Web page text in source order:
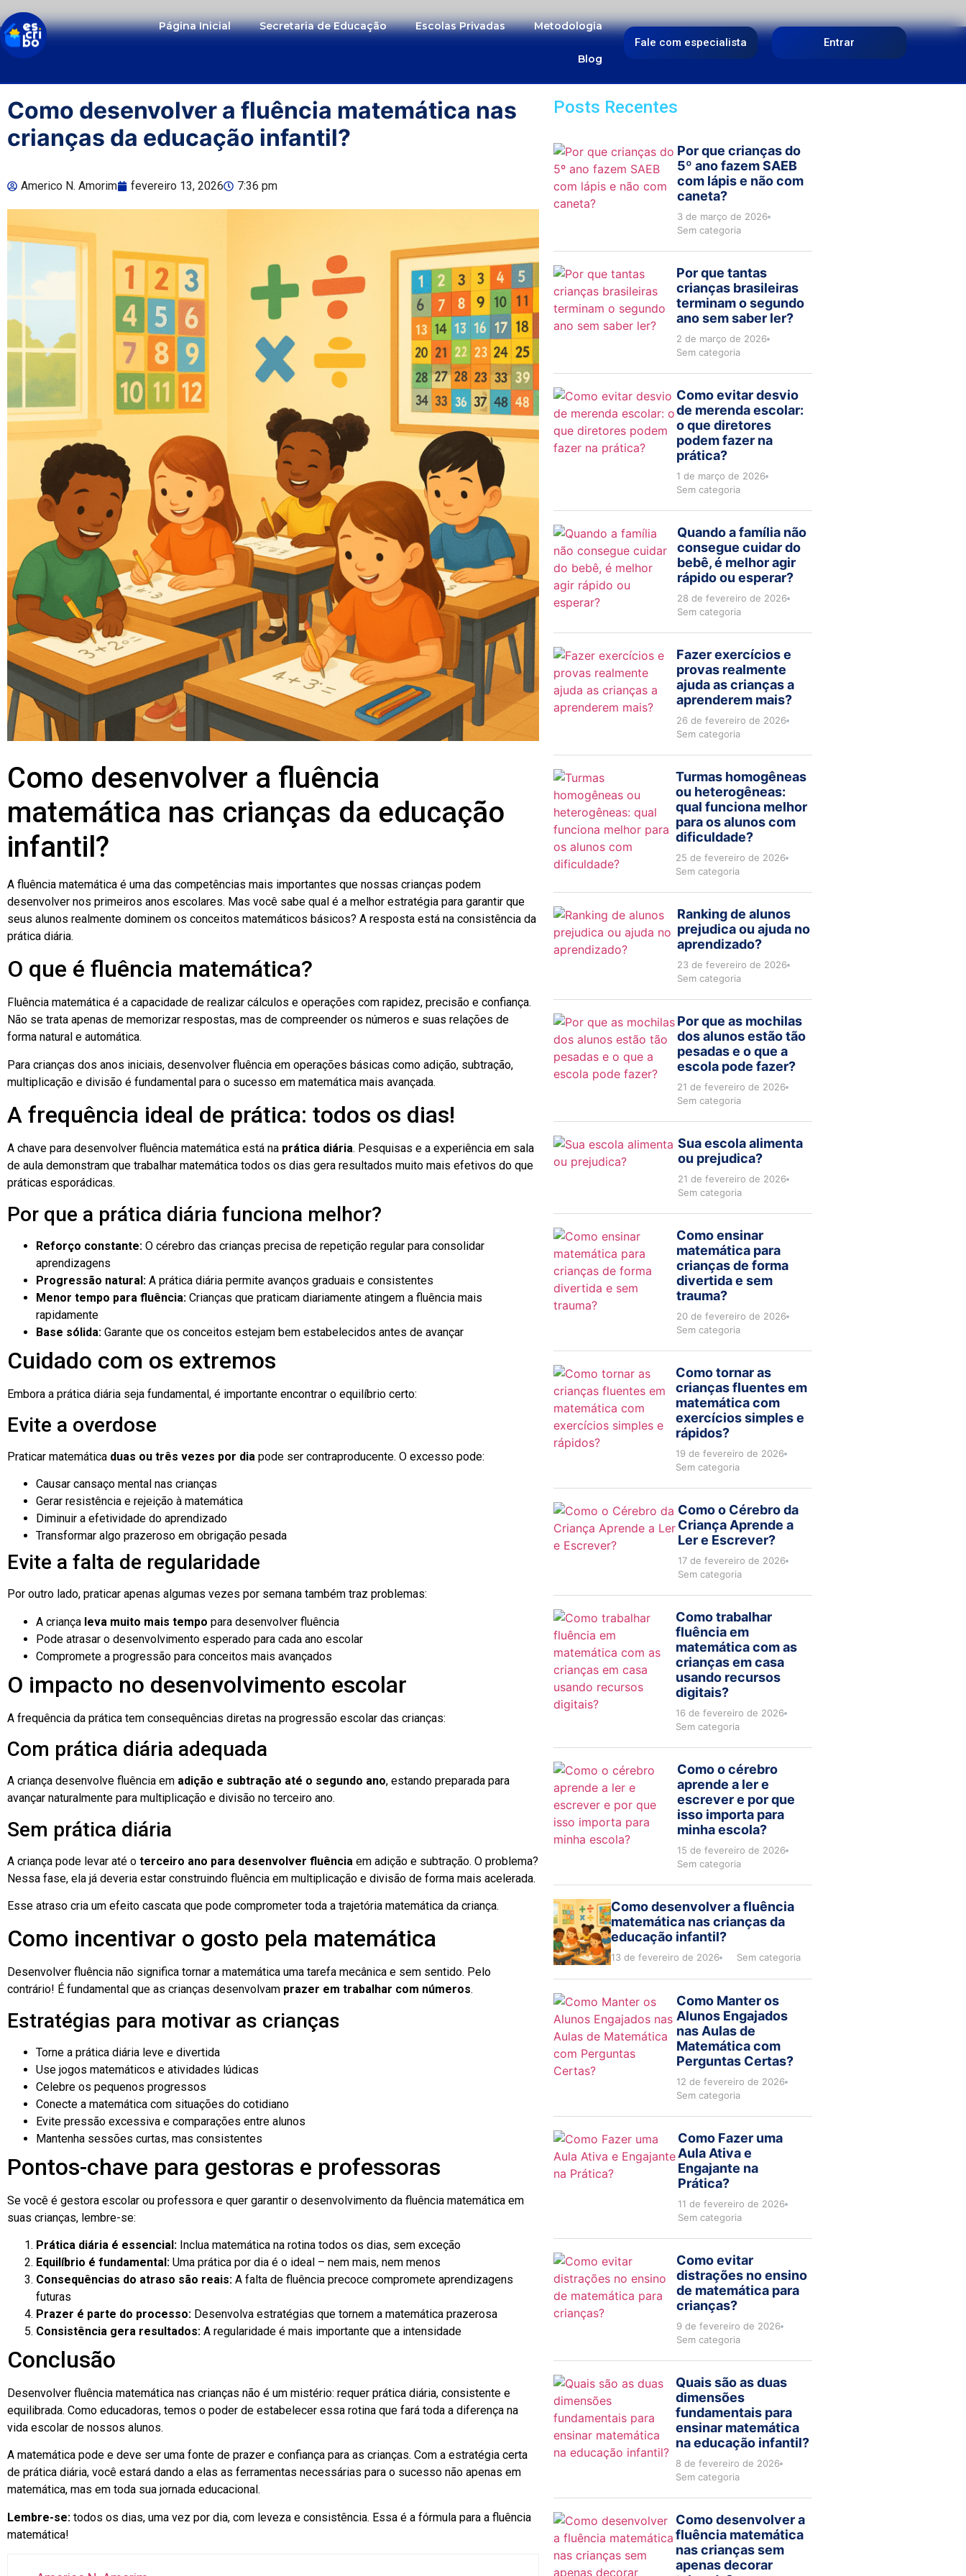
Página Inicial Secretaria de Educação Escolas Privadas Metodologia
Blog
Fale com especialista Entrar
Como desenvolver a fluência matemática nas
crianças da educação infantil?
Americo N. Amorim fevereiro 13, 2026 7:36 pm
Como desenvolver a fluência
matemática nas crianças da educação
infantil?
A fluência matemática é uma das competências mais importantes que nossas crianças podem
desenvolver nos primeiros anos escolares. Mas você sabe qual é a melhor estratégia para garantir que
seus alunos realmente dominem os conceitos matemáticos básicos? A resposta está na consistência da
prática diária.
O que é fluência matemática?
Fluência matemática é a capacidade de realizar cálculos e operações com rapidez, precisão e confiança.
Não se trata apenas de memorizar respostas, mas de compreender os números e suas relações de
forma natural e automática.
Para crianças dos anos iniciais, desenvolver fluência em operações básicas como adição, subtração,
multiplicação e divisão é fundamental para o sucesso em matemática mais avançada.
A frequência ideal de prática: todos os dias!
A chave para desenvolver fluência matemática está na prática diária. Pesquisas e a experiência em sala
de aula demonstram que trabalhar matemática todos os dias gera resultados muito mais efetivos do que
práticas esporádicas.
Por que a prática diária funciona melhor?
Reforço constante: O cérebro das crianças precisa de repetição regular para consolidar
aprendizagens
Progressão natural: A prática diária permite avanços graduais e consistentes
Menor tempo para fluência: Crianças que praticam diariamente atingem a fluência mais
rapidamente
Base sólida: Garante que os conceitos estejam bem estabelecidos antes de avançar
Cuidado com os extremos
Embora a prática diária seja fundamental, é importante encontrar o equilíbrio certo:
Evite a overdose
Praticar matemática duas ou três vezes por dia pode ser contraproducente. O excesso pode:
Causar cansaço mental nas crianças
Gerar resistência e rejeição à matemática
Diminuir a efetividade do aprendizado
Transformar algo prazeroso em obrigação pesada
Evite a falta de regularidade
Por outro lado, praticar apenas algumas vezes por semana também traz problemas:
A criança leva muito mais tempo para desenvolver fluência
Pode atrasar o desenvolvimento esperado para cada ano escolar
Compromete a progressão para conceitos mais avançados
O impacto no desenvolvimento escolar
A frequência da prática tem consequências diretas na progressão escolar das crianças:
Com prática diária adequada
A criança desenvolve fluência em adição e subtração até o segundo ano, estando preparada para
avançar naturalmente para multiplicação e divisão no terceiro ano.
Sem prática diária
A criança pode levar até o terceiro ano para desenvolver fluência em adição e subtração. O problema?
Nessa fase, ela já deveria estar construindo fluência em multiplicação e divisão de forma mais acelerada.
Esse atraso cria um efeito cascata que pode comprometer toda a trajetória matemática da criança.
Como incentivar o gosto pela matemática
Desenvolver fluência não significa tornar a matemática uma tarefa mecânica e sem sentido. Pelo
contrário! É fundamental que as crianças desenvolvam prazer em trabalhar com números.
Estratégias para motivar as crianças
Torne a prática diária leve e divertida
Use jogos matemáticos e atividades lúdicas
Celebre os pequenos progressos
Conecte a matemática com situações do cotidiano
Evite pressão excessiva e comparações entre alunos
Mantenha sessões curtas, mas consistentes
Pontos-chave para gestoras e professoras
Se você é gestora escolar ou professora e quer garantir o desenvolvimento da fluência matemática em
suas crianças, lembre-se:
Prática diária é essencial: Inclua matemática na rotina todos os dias, sem exceção
Equilíbrio é fundamental: Uma prática por dia é o ideal – nem mais, nem menos
Consequências do atraso são reais: A falta de fluência precoce compromete aprendizagens
futuras
Prazer é parte do processo: Desenvolva estratégias que tornem a matemática prazerosa
Consistência gera resultados: A regularidade é mais importante que a intensidade
Conclusão
Desenvolver fluência matemática nas crianças não é um mistério: requer prática diária, consistente e
equilibrada. Como educadoras, temos o poder de estabelecer essa rotina que fará toda a diferença na
vida escolar de nossos alunos.
A matemática pode e deve ser uma fonte de prazer e confiança para as crianças. Com a estratégia certa
de prática diária, você estará dando a elas as ferramentas necessárias para o sucesso não apenas em
matemática, mas em toda sua jornada educacional.
Lembre-se: todos os dias, uma vez por dia, com leveza e consistência. Essa é a fórmula para a fluência
matemática!
Posts Recentes
Por que crianças do
5º ano fazem SAEB
com lápis e não com
caneta?
3 de março de 2026
Sem categoria
Por que tantas
crianças brasileiras
terminam o segundo
ano sem saber ler?
2 de março de 2026
Sem categoria
Como evitar desvio
de merenda escolar:
o que diretores
podem fazer na
prática?
1 de março de 2026
Sem categoria
Quando a família não
consegue cuidar do
bebê, é melhor agir
rápido ou esperar?
28 de fevereiro de 2026
Sem categoria
Fazer exercícios e
provas realmente
ajuda as crianças a
aprenderem mais?
26 de fevereiro de 2026
Sem categoria
Turmas homogêneas
ou heterogêneas:
qual funciona melhor
para os alunos com
dificuldade?
25 de fevereiro de 2026
Sem categoria
Ranking de alunos
prejudica ou ajuda no
aprendizado?
23 de fevereiro de 2026
Sem categoria
Por que as mochilas
dos alunos estão tão
pesadas e o que a
escola pode fazer?
21 de fevereiro de 2026
Sem categoria
Sua escola alimenta
ou prejudica?
21 de fevereiro de 2026
Sem categoria
Como ensinar
matemática para
crianças de forma
divertida e sem
trauma?
20 de fevereiro de 2026
Sem categoria
Como tornar as
crianças fluentes em
matemática com
exercícios simples e
rápidos?
19 de fevereiro de 2026
Sem categoria
Como o Cérebro da
Criança Aprende a
Ler e Escrever?
17 de fevereiro de 2026
Sem categoria
Como trabalhar
fluência em
matemática com as
crianças em casa
usando recursos
digitais?
16 de fevereiro de 2026
Sem categoria
Como o cérebro
aprende a ler e
escrever e por que
isso importa para
minha escola?
15 de fevereiro de 2026
Sem categoria
Como desenvolver a fluência
matemática nas crianças da
educação infantil?
13 de fevereiro de 2026 Sem categoria
Como Manter os
Alunos Engajados
nas Aulas de
Matemática com
Perguntas Certas?
12 de fevereiro de 2026
Sem categoria
Como Fazer uma
Aula Ativa e
Engajante na
Prática?
11 de fevereiro de 2026
Sem categoria
Como evitar
distrações no ensino
de matemática para
crianças?
9 de fevereiro de 2026
Sem categoria
Quais são as duas
dimensões
fundamentais para
ensinar matemática
na educação infantil?
8 de fevereiro de 2026
Sem categoria
Como desenvolver a
fluência matemática
nas crianças sem
apenas decorar